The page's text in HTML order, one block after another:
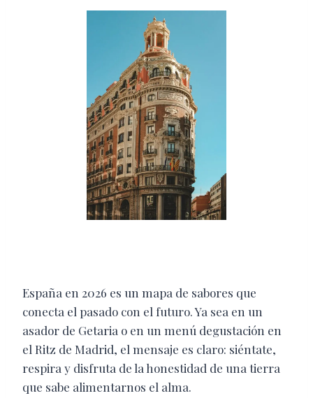
España en 2026 es un mapa de sabores que
conecta el pasado con el futuro. Ya sea en un
asador de Getaria o en un menú degustación en
el Ritz de Madrid, el mensaje es claro: siéntate,
respira y disfruta de la honestidad de una tierra
que sabe alimentarnos el alma.